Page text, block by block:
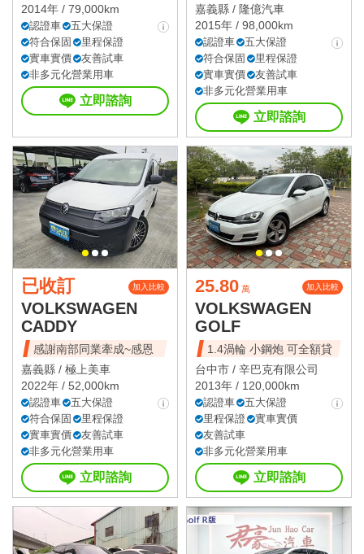
2014年 / 79,000km
認證車
五大保證
符合保固
里程保證
實車實價
友善試車
非多元化營業用車
立即諮詢
嘉義縣 / 隆億汽車
2015年 / 98,000km
認證車
五大保證
符合保固
里程保證
實車實價
友善試車
非多元化營業用車
立即諮詢
已收訂 加入比較
VOLKSWAGEN
CADDY
感謝南部同業牽成~感恩
嘉義縣 / 極上美車
2022年 / 52,000km
認證車
五大保證
符合保固
里程保證
實車實價
友善試車
非多元化營業用車
立即諮詢
25.80 萬 加入比較
VOLKSWAGEN
GOLF
1.4渦輪 小鋼炮 可全額貸
台中市 / 辛巴克有限公司
2013年 / 120,000km
認證車
五大保證
里程保證
實車實價
友善試車
非多元化營業用車
立即諮詢